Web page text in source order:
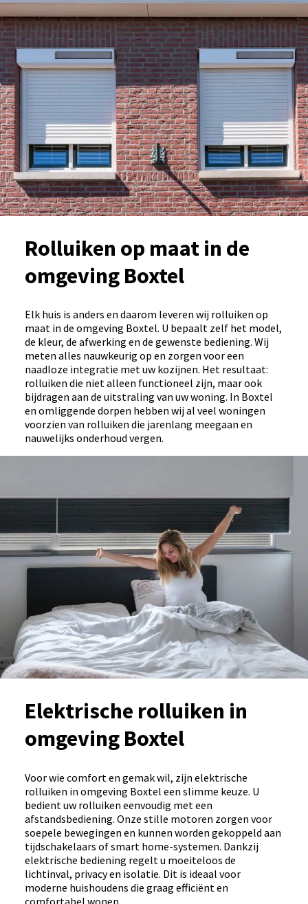
Rolluiken op maat in de
omgeving Boxtel
Elk huis is anders en daarom leveren wij rolluiken op
maat in de omgeving Boxtel. U bepaalt zelf het model,
de kleur, de afwerking en de gewenste bediening. Wij
meten alles nauwkeurig op en zorgen voor een
naadloze integratie met uw kozijnen. Het resultaat:
rolluiken die niet alleen functioneel zijn, maar ook
bijdragen aan de uitstraling van uw woning. In Boxtel
en omliggende dorpen hebben wij al veel woningen
voorzien van rolluiken die jarenlang meegaan en
nauwelijks onderhoud vergen.
Elektrische rolluiken in
omgeving Boxtel
Voor wie comfort en gemak wil, zijn elektrische
rolluiken in omgeving Boxtel een slimme keuze. U
bedient uw rolluiken eenvoudig met een
afstandsbediening. Onze stille motoren zorgen voor
soepele bewegingen en kunnen worden gekoppeld aan
tijdschakelaars of smart home-systemen. Dankzij
elektrische bediening regelt u moeiteloos de
lichtinval, privacy en isolatie. Dit is ideaal voor
moderne huishoudens die graag efficiënt en
comfortabel wonen.